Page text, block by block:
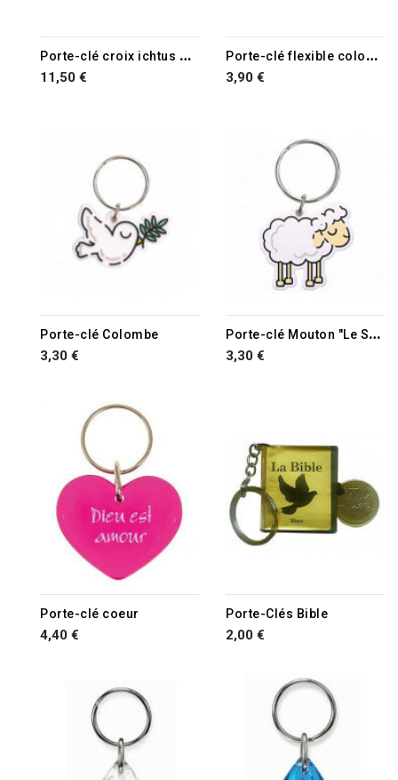
P
orte-clé croix ichtus métal poli 9.5 cm
11,50 €
P
orte-clé flexible colombe
3,90 €
RUPTURE DE STOCK
Porte-clé Colombe
3,30 €
P
orte-clé Mouton "Le Seigneur est mon berger" Ps 23.1
3,30 €
Porte-clé coeur
4,40 €
Porte-Clés Bible
2,00 €